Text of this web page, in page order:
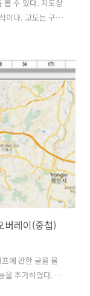
볼 수 있다. 지도상
이다. 고도는 구글
있다. 지도 왼
도를 라이딩 하
는데 라이딩 속도
일 수 있다. 지도상
그래프를 그릴 때
하(프로그램 성..
레이(중첩)
에 관한 글을 올
을 추가하였다. 잦
후 프로그램의